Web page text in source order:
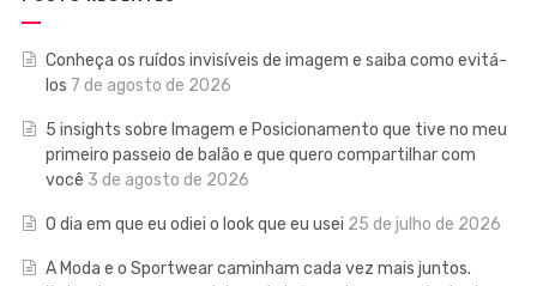
Conheça os ruídos invisíveis de imagem e saiba como evitá-
los 7 de agosto de 2026
5 insights sobre Imagem e Posicionamento que tive no meu
primeiro passeio de balão e que quero compartilhar com
você 3 de agosto de 2026
O dia em que eu odiei o look que eu usei 25 de julho de 2026
A Moda e o Sportwear caminham cada vez mais juntos.